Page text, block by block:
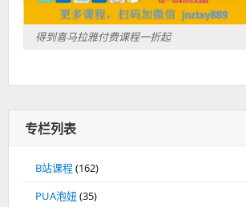
得到喜马拉雅付费课程一折起
专栏列表
B站课程(162)
PUA泡妞 (35)